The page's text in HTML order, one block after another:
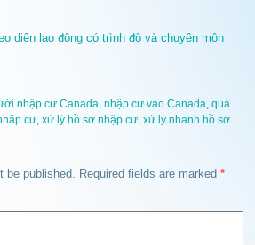
diện lao động có trình độ và chuyên môn
nhập cư Canada, nhập cư vào Canada, quá
cư, xử lý hồ sơ nhập cư, xử lý nhanh hồ sơ
be published. Required fields are marked *